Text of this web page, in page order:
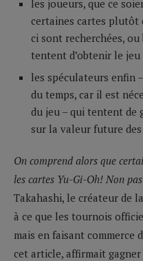
les joueurs, que ce
certaines cartes plutôt
ci sont recherchées,
tentent d’obtenir le jeu
les spéculateurs enfin
du temps, car il est
du jeu – qui tentent de
sur la valeur future
On comprend alors que
les cartes Yu-Gi-Oh! Non
Takahashi, le créateur de
à ce que les tournois
mais en faisant commerce
cet article, affirmait